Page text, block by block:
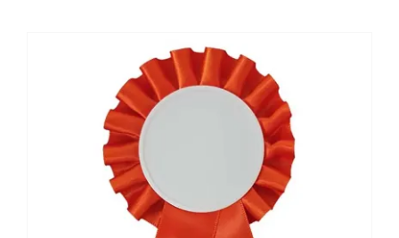
meerdere
variaties.
Deze
optie
gekozen
worden
op